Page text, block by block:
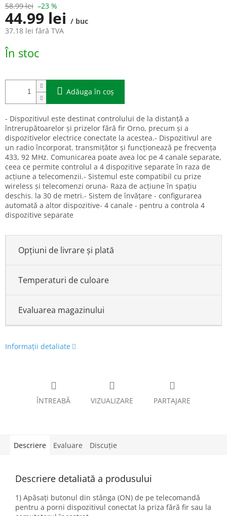
58.99 lei –23 %
44.99 lei / buc
37.18 lei fără TVA
Evaluare
preţ:
În stoc
Adăuga în coş
- Dispozitivul este destinat controlului de la distanță a
întrerupătoarelor și prizelor fără fir Orno, precum și a
dispozitivelor electrice conectate la acestea.- Dispozitivul are
un radio încorporat. transmițător și funcționează pe frecvența
433, 92 MHz. Comunicarea poate avea loc pe 4 canale separate,
ceea ce permite controlul a 4 dispozitive separate în raza de
acțiune a telecomenzii.- Sistemul este compatibil cu prize
wireless și telecomenzi oruna- Raza de acțiune în spațiu
deschis. la 30 de metri.- Sistem de învățare - configurarea
automată a altor dispozitive- 4 canale - pentru a controla 4
dispozitive separate
Opțiuni de livrare și plată
Temperaturi de culoare
Evaluarea magazinului
Informaţii detaliate
ÎNTREABĂ VIZUALIZARE PARTAJARE
Descriere Evaluare Discuţie
Descriere detaliată a produsului
1) Apăsați butonul din stânga (ON) de pe telecomandă
pentru a porni dispozitivul conectat la priza fără fir sau la